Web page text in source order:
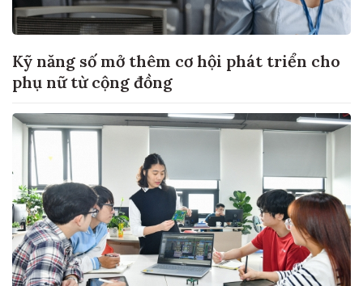
Kỹ năng số mở thêm cơ hội phát triển cho
phụ nữ từ cộng đồng